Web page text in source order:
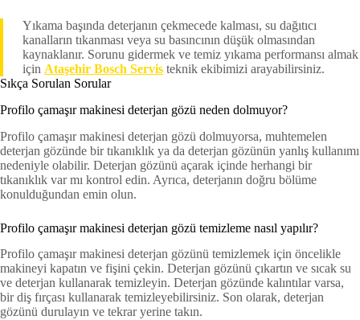
Yıkama başında deterjanın çekmecede kalması, su dağıtıcı
kanalların tıkanması veya su basıncının düşük olmasından
kaynaklanır. Sorunu gidermek ve temiz yıkama performansı almak
için Ataşehir Bosch Servis teknik ekibimizi arayabilirsiniz.
Sıkça Sorulan Sorular
Profilo çamaşır makinesi deterjan gözü neden dolmuyor?
Profilo çamaşır makinesi deterjan gözü dolmuyorsa, muhtemelen
deterjan gözünde bir tıkanıklık ya da deterjan gözünün yanlış kullanımı
nedeniyle olabilir. Deterjan gözünü açarak içinde herhangi bir
tıkanıklık var mı kontrol edin. Ayrıca, deterjanın doğru bölüme
konulduğundan emin olun.
Profilo çamaşır makinesi deterjan gözü temizleme nasıl yapılır?
Profilo çamaşır makinesi deterjan gözünü temizlemek için öncelikle
makineyi kapatın ve fişini çekin. Deterjan gözünü çıkartın ve sıcak su
ve deterjan kullanarak temizleyin. Deterjan gözünde kalıntılar varsa,
bir diş fırçası kullanarak temizleyebilirsiniz. Son olarak, deterjan
gözünü durulayın ve tekrar yerine takın.